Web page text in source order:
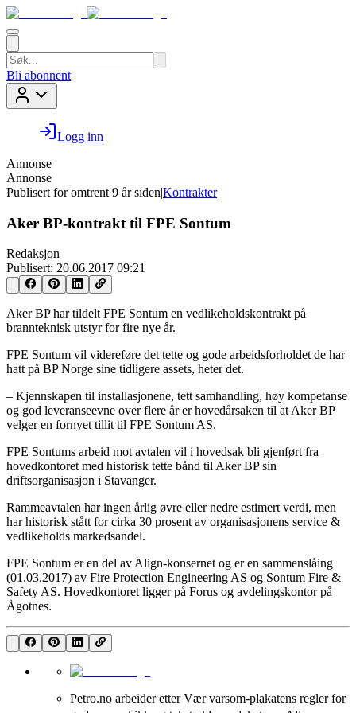
Bli abonnent
Logg inn
Annonse
Annonse
Publisert for omtrent 9 år siden|Kontrakter
Aker BP-kontrakt til FPE Sontum
Redaksjon
Publisert: 20.06.2017 09:21
Aker BP har tildelt FPE Sontum en vedlikeholdskontrakt på
brannteknisk utstyr for fire nye år.
FPE Sontum vil videreføre det tette og gode arbeidsforholdet de har
hatt på BP Norge sine tidligere assets, heter det.
– Kjennskapen til installasjonene, tett samhandling, høy kompetanse
og god leveranseevne over flere år er hovedårsaken til at Aker BP
velger en fornyet tillit til FPE Sontum AS.
FPE Sontums arbeid mot avtalen vil i hovedsak bli gjenført fra
hovedkontoret med historisk tette bånd til Aker BP sin
driftsorganisasjon i Stavanger.
Rammeavtalen har ingen årlig øvre eller nedre estimert verdi, men
har historisk stått for cirka 30 prosent av organisasjonens service &
vedlikeholds markedsandel.
FPE Sontum er en del av Align-konsernet og er en sammenslåing
(01.03.2017) av Fire Protection Engineering AS og Sontum Fire &
Safety AS. Hovedkontoret ligger på Forus og avdelingskontor på
Ågotnes.
Petro.no arbeider etter Vær varsom-plakatens regler for